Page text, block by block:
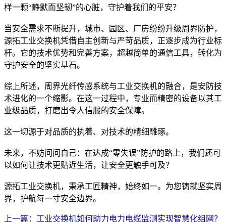
样一颗“静默而坚韧”的心脏，守护着我们的平安？
当安全需求不断提升，城市、园区、厂房纷纷升级周界防护，
源拓工业交换机凭借自主创新与严苛品质，正逐步成为行业标
杆。它的技术优势和完善方案，超越简单的通信工具，转化为
守护安全的坚实基石。
综上所述，周界光纤传感系统与工业交换机的融合，是安防技
术进化的一个缩影。在这一过程中，专业而精密的设备以其工
业级品质，打磨出令人信服的安全保障。
这一切源于对品质的执着、对技术的精细雕琢。
未来，不妨问问自己：在达成“零失误”防护的路上，我们还可
以如何让技术更贴近生活，让安全更触手可及？
源拓工业交换机，秉承工匠精神，始终如一。为您铸就坚实周
界，护航每一寸安全边界。
上一篇：工业交换机如何助力电力电缆监测实现智慧化组网？